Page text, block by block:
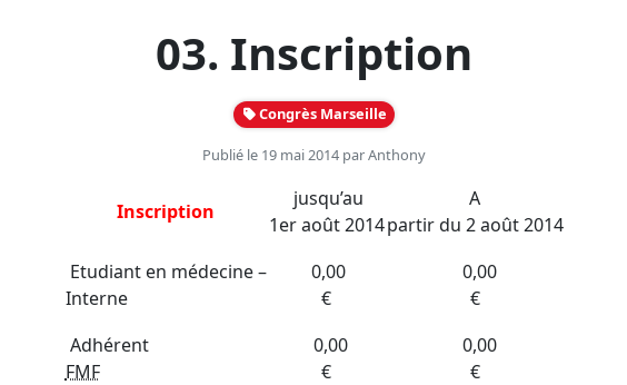
03. Inscription
Congrès Marseille
Publié le 19 mai 2014 parAnthony
Inscription
jusqu’au
1er août 2014
A
partir du 2 août 2014
Etudiant en médecine –
Interne
0,00
€
0,00
€
Adhérent
FMF
0,00
€
0,00
€